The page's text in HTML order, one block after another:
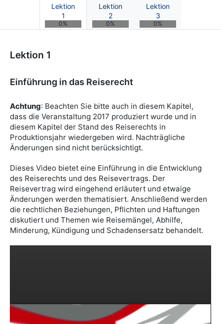
Lektion
1
0%
Lektion
2
0%
Lektion
3
0%
Lektion 1
Einführung in das Reiserecht
Achtung: Beachten Sie bitte auch in diesem Kapitel,
dass die Veranstaltung 2017 produziert wurde und in
diesem Kapitel der Stand des Reiserechts in
Produktionsjahr wiedergeben wird. Nachträgliche
Änderungen sind nicht berücksichtigt.
Dieses Video bietet eine Einführung in die Entwicklung
des Reiserechts und des Reisevertrags. Der
Reisevertrag wird eingehend erläutert und etwaige
Änderungen werden thematisiert. Anschließend werden
die rechtlichen Beziehungen, Pflichten und Haftungen
diskutiert und Themen wie Reisemängel, Abhilfe,
Minderung, Kündigung und Schadensersatz behandelt.